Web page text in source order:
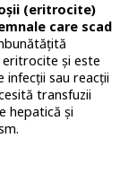
(eritrocite)
care scad
și este
infecții sau reacții
transfuzii
hepatică și